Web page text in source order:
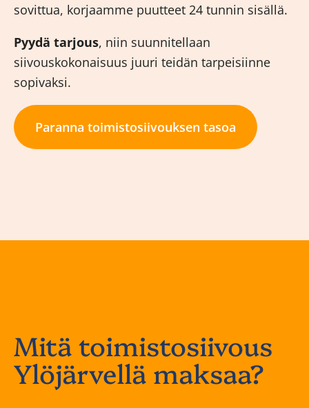
sovittua, korjaamme puutteet 24 tunnin sisällä.
Pyydä tarjous, niin suunnitellaan
siivouskokonaisuus juuri teidän tarpeisiinne
sopivaksi.
Paranna toimistosiivouksen tasoa
Mitä toimistosiivous
Ylöjärvellä maksaa?